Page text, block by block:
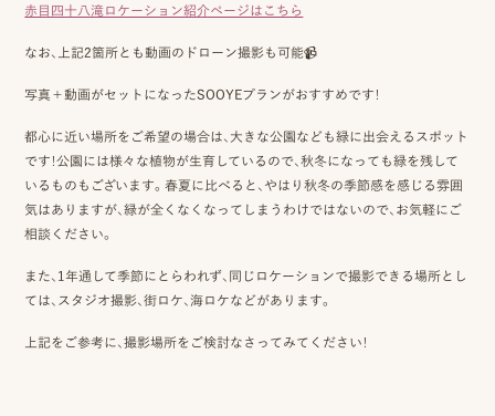
赤目四十八滝ロケーション紹介ページはこちら
なお、上記2箇所とも動画のドローン撮影も可能📹
写真＋動画がセットになったSOOYEプランがおすすめです！
都心に近い場所をご希望の場合は、大きな公園なども緑に出会えるスポット
です！公園には様々な植物が生育しているので、秋冬になっても緑を残して
いるものもございます。春夏に比べると、やはり秋冬の季節感を感じる雰囲
気はありますが、緑が全くなくなってしまうわけではないので、お気軽にご
相談ください。
また、1年通して季節にとらわれず、同じロケーションで撮影できる場所とし
ては、スタジオ撮影、街ロケ、海ロケなどがあります。
上記をご参考に、撮影場所をご検討なさってみてください！